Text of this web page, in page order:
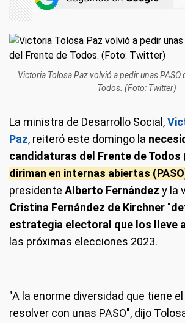
Victoria Tolosa Paz volvió a pedir unas PASO
Todos. (Foto: Twitter)
La ministra de Desarrollo Social,
Paz, reiteró este domingo la
candidaturas del Frente de Todos
diriman en internas abiertas
presidente Alberto Fernández y la
Cristina Fernández de Kirchner "
estrategia electoral que los lleve
las próximas elecciones 2023.
"A la enorme diversidad que tiene
resolver con unas PASO", dijo